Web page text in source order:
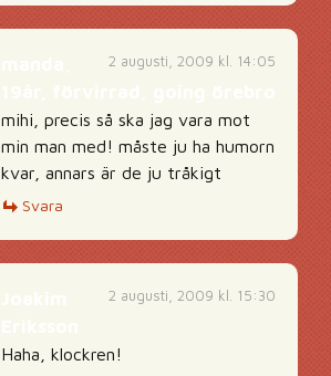
2 augusti, 2009 kl. 14:05
mihi, precis så ska jag vara mot
min man med! måste ju ha humorn
kvar, annars är de ju tråkigt
Svara
2 augusti, 2009 kl. 15:30
Haha, klockren!